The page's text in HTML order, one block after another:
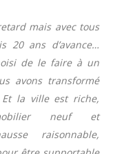
mais avec tous
20 ans d’avance…
de le faire à un
avons transformé
la ville est riche,
neuf et
raisonnable,